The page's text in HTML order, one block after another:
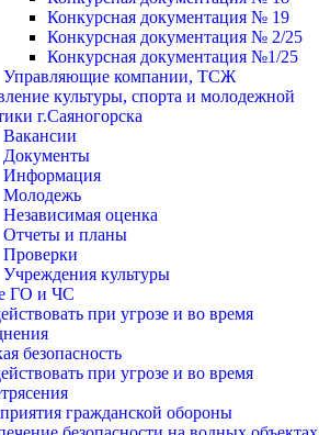
Конкурсная документация № 19
Конкурсная документация № 2/25
Конкурсная документация №1/25
Управляющие компании, ТСЖ
культуры, спорта и молодежной
г.Саяногорска
Вакансии
Документы
Информация
Молодежь
Независимая оценка
Отчеты и планы
Проверки
Учреждения культуры
ГО и ЧС
при угрозе и во время
безопасность
при угрозе и во время
гражданской обороны